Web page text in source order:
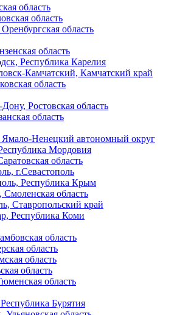
область
область
область
область
Республика Карелия
Камчатский, Камчатский край
область
Ростовская область
область
Ямало-Ненецкий автономный округ
Мордовия
область
г.Севастополь
Республика Крым
область
Ставропольский край
Республика Коми
область
область
область
область
область
Бурятия